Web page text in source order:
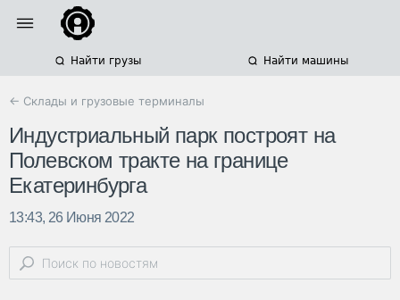
Найти грузы Найти машины
← Склады и грузовые терминалы
Индустриальный парк построят на
Полевском тракте на границе
Екатеринбурга
13:43, 26 Июня 2022